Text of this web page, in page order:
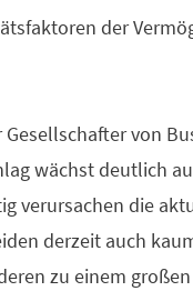
der
von
wächst deutlich
verursachen die
derzeit auch
zu einem